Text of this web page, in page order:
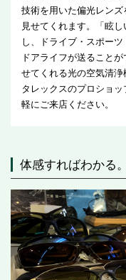
技術を用いた偏光レン
見せてくれます。「眩
し、ドライブ・スポー
ドアライフが送ること
せてくれる光の空気清浄
タレックスのプロショ
軽にご来店ください。
体感すればわかる